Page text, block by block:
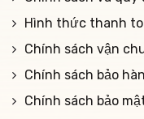
Hình thức thanh
Chính sách vận
Chính sách bảo
Chính sách bảo